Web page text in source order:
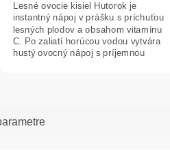
Lesné ovocie kisiel Hutorok je
instantný nápoj v prášku s príchuťou
lesných plodov a obsahom vitamínu
C. Po zaliatí horúcou vodou vytvára
hustý ovocný nápoj s príjemnou